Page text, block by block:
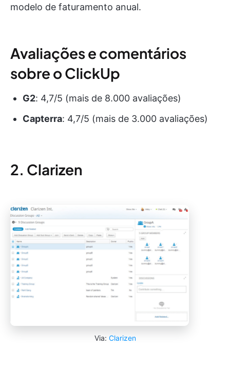
modelo de faturamento anual.
Avaliações e comentários
sobre o ClickUp
G2: 4,7/5 (mais de 8.000 avaliações)
Capterra: 4,7/5 (mais de 3.000 avaliações)
2. Clarizen
Via: Clarizen